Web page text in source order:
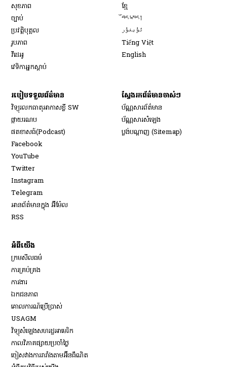
សុខភាព
ច្បាប់
ប្រវត្តិបុគ្គល
រូបភាព
វីដេអូ
វេទិកា​អ្នក​ស្ដាប់
ខ្មែ
བོད་སྐད།
ئۇيغۇر
Tiếng Việt
English
របៀប​ទទួល​ព័ត៌មាន​
វិទ្យុ​រលក​ធាតុអាកាស​ខ្លី SW
​ផ្កាយ​រណប
​ផតខាសធ៍(Podcast)
Facebook
YouTube
Twitter
Instagram
Telegram
អានព័ត៌មានក្នុង អ៊ីម៉ែល
RSS
ស្វែងរកព័ត៌មានចាស់ៗ
ប័ណ្ណសារ​ព័ត៌មាន​
ប័ណ្ណសារ​សំឡេង
ប្លង់បណ្តាញ (Sitemap)
អំពីយើង
ក្រមសីលធម៌
ការគ្រប់គ្រង
ការងារ
ឯកជនភាព
គោលការណ៍ប្រើប្រាស់
USAGM
វិទ្យុសំឡេងសហរដ្ឋអាមេរិក
កាលវិភាគផ្សាយប្រចាំថ្ងៃ
ចៀសវាង​ការរារាំង​តាម​អ៊ីនធឺណិត